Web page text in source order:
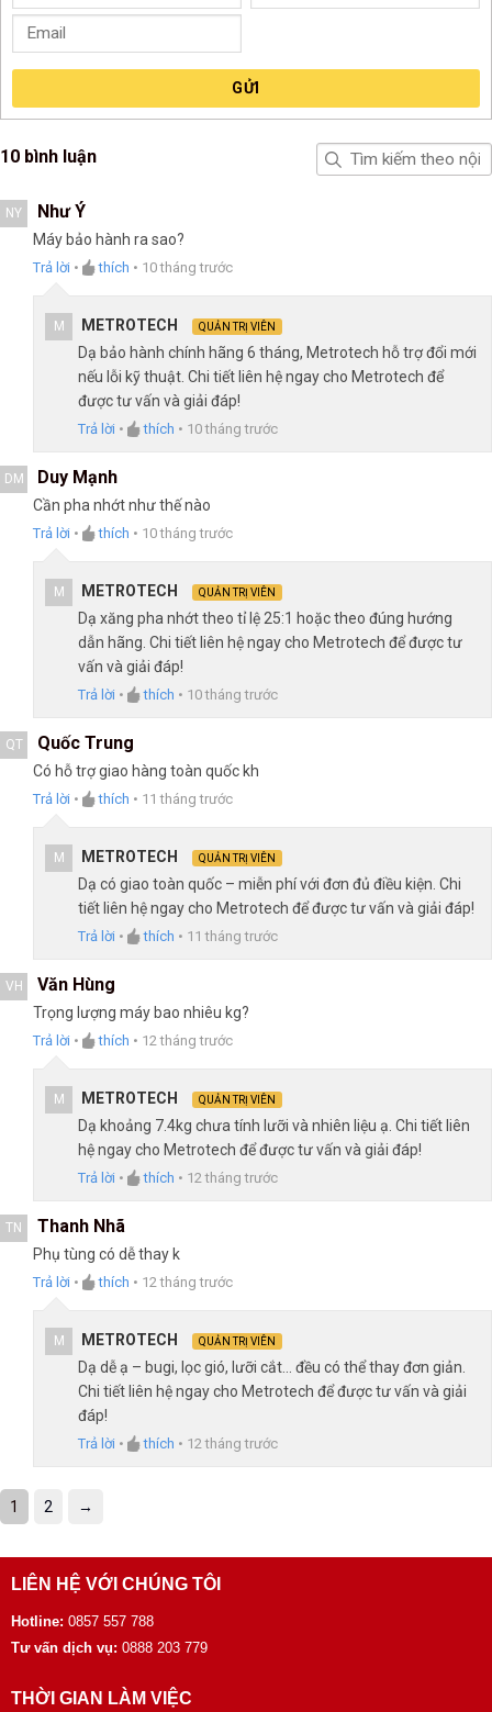
GỬI
10 bình luận
NY Như Ý
Máy bảo hành ra sao?
Trả lời • thích • 10 tháng trước
M METROTECH QUẢN TRỊ VIÊN
Dạ bảo hành chính hãng 6 tháng, Metrotech hỗ trợ đổi mới
nếu lỗi kỹ thuật. Chi tiết liên hệ ngay cho Metrotech để
được tư vấn và giải đáp!
Trả lời • thích • 10 tháng trước
DM Duy Mạnh
Cần pha nhớt như thế nào
Trả lời • thích • 10 tháng trước
M METROTECH QUẢN TRỊ VIÊN
Dạ xăng pha nhớt theo tỉ lệ 25:1 hoặc theo đúng hướng
dẫn hãng. Chi tiết liên hệ ngay cho Metrotech để được tư
vấn và giải đáp!
Trả lời • thích • 10 tháng trước
QT Quốc Trung
Có hỗ trợ giao hàng toàn quốc kh
Trả lời • thích • 11 tháng trước
M METROTECH QUẢN TRỊ VIÊN
Dạ có giao toàn quốc – miễn phí với đơn đủ điều kiện. Chi
tiết liên hệ ngay cho Metrotech để được tư vấn và giải đáp!
Trả lời • thích • 11 tháng trước
VH Văn Hùng
Trọng lượng máy bao nhiêu kg?
Trả lời • thích • 12 tháng trước
M METROTECH QUẢN TRỊ VIÊN
Dạ khoảng 7.4kg chưa tính lưỡi và nhiên liệu ạ. Chi tiết liên
hệ ngay cho Metrotech để được tư vấn và giải đáp!
Trả lời • thích • 12 tháng trước
TN Thanh Nhã
Phụ tùng có dễ thay k
Trả lời • thích • 12 tháng trước
M METROTECH QUẢN TRỊ VIÊN
Dạ dễ ạ – bugi, lọc gió, lưỡi cắt… đều có thể thay đơn giản.
Chi tiết liên hệ ngay cho Metrotech để được tư vấn và giải
đáp!
Trả lời • thích • 12 tháng trước
1 2 →
LIÊN HỆ VỚI CHÚNG TÔI
Hotline: 0857 557 788
Tư vấn dịch vụ: 0888 203 779
THỜI GIAN LÀM VIỆC